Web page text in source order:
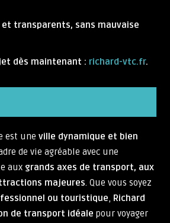
et transparents, sans mauvaise
dès maintenant : richard-vtc.fr.
est une ville dynamique et bien
de vie agréable avec une
aux grands axes de transport, aux
majeures. Que vous soyez
ou touristique, Richard
de transport idéale pour voyager